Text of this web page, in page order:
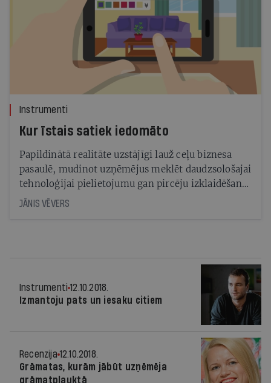
Instrumenti
Kur īstais satiek iedomāto
Papildinātā realitāte uzstājīgi lauž ceļu biznesa
pasaulē, mudinot uzņēmējus meklēt daudzsološajai
tehnoloģijai pielietojumu gan pircēju izklaidēšanā,
gan pārdošanas veicināšanā
JĀNIS VĒVERS
Instrumenti 12.10.2018.
Izmantoju pats un iesaku citiem
Recenzija 12.10.2018.
Grāmatas, kurām jābūt uzņēmēja
grāmatplauktā